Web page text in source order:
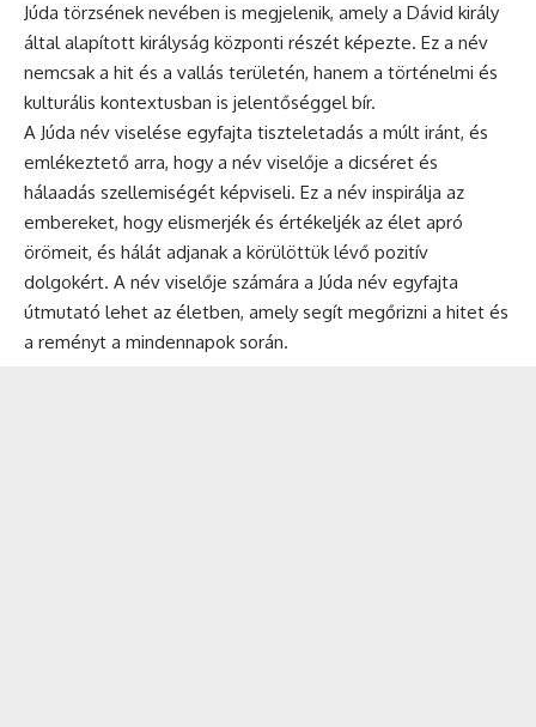
Júda törzsének nevében is megjelenik, amely a Dávid király
által alapított királyság központi részét képezte. Ez a név
nemcsak a hit és a vallás területén, hanem a történelmi és
kulturális kontextusban is jelentőséggel bír.
A Júda név viselése egyfajta tiszteletadás a múlt iránt, és
emlékeztető arra, hogy a név viselője a dicséret és
hálaadás szellemiségét képviseli. Ez a név inspirálja az
embereket, hogy elismerjék és értékeljék az élet apró
örömeit, és hálát adjanak a körülöttük lévő pozitív
dolgokért. A név viselője számára a Júda név egyfajta
útmutató lehet az életben, amely segít megőrizni a hitet és
a reményt a mindennapok során.